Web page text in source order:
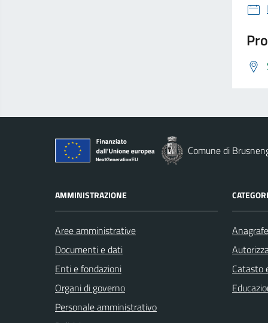
Comune di
AMMINISTRAZIONE
Aree amministrative
Documenti e dati
Enti e fondazioni
Organi di governo
Personale amministrativo
Catasto